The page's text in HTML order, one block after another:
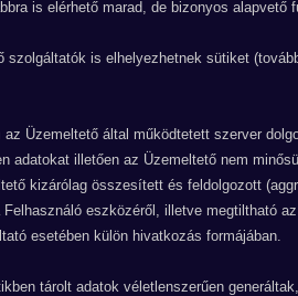
is elérhető marad, de bizonyos alapvető
szolgáltatók is elhelyezhetnek sütiket
Üzemeltető által működtetett szerver
adatokat illetően az Üzemeltető nem
kizárólag összesített és feldolgozott
eszközéről, illetve megtiltható
esetében külön hivatkozás formájában.
tárolt adatok véletlenszerűen